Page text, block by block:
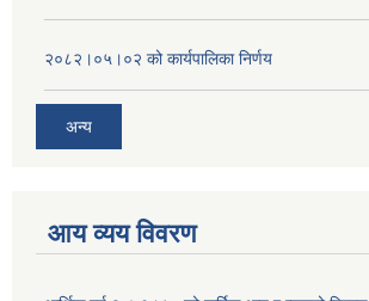
२०८२।०५।०२ को कार्यपालिका निर्णय
अन्य
आय व्यय विवरण